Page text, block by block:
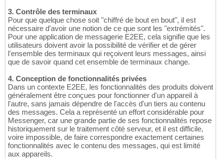
3. Contrôle des terminaux
Pour que quelque chose soit "chiffré de bout en bout", il est
nécessaire d'avoir une notion de ce que sont les "extrémités".
Pour une application de messagerie E2EE, cela signifie que les
utilisateurs doivent avoir la possibilité de vérifier et de gérer
l'ensemble des terminaux qui reçoivent leurs messages, ainsi
que de savoir quand cet ensemble de terminaux change.
4. Conception de fonctionnalités privées
Dans un contexte E2EE, les fonctionnalités des produits doivent
généralement être conçues pour fonctionner d'un appareil à
l'autre, sans jamais dépendre de l'accès d'un tiers au contenu
des messages. Cela a représenté un effort considérable pour
Messenger, car une grande partie de ses fonctionnalités repose
historiquement sur le traitement côté serveur, et il est difficile,
voire impossible, de faire correspondre exactement certaines
fonctionnalités avec le contenu des messages, qui est limité
aux appareils.